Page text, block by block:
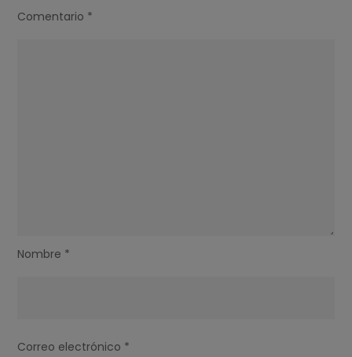
Comentario *
Nombre *
Correo electrónico *